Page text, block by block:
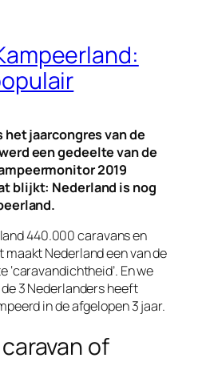
het jaarcongres van de
een gedeelte van de
2019
blijkt: Nederland is nog
440.000 caravans en
maakt Nederland een van de
‘caravandichtheid’. En we
3 Nederlanders heeft
in de afgelopen 3 jaar.
of